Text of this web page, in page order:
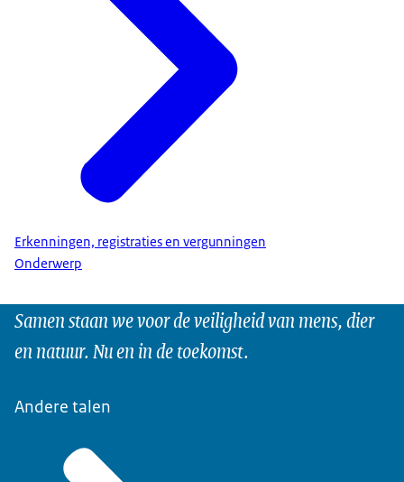
Erkenningen, registraties en vergunningen
Onderwerp
Samen staan we voor de veiligheid van mens, dier
en natuur. Nu en in de toekomst.
Andere talen